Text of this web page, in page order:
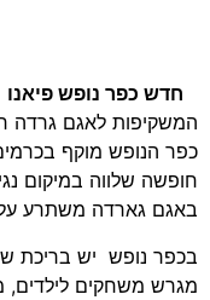
חדש כפר נופש פיאנו
כפר הנופש מוקף
חופשה שלווה במיקום
באגם גארדה משתרע על 60 דונם כולל מלון ומלון
בכפר נופש יש בריכת
מגרש משחקים לילדים,